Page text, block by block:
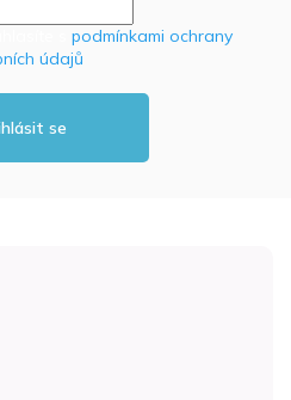
podmínkami ochrany
údajů
se